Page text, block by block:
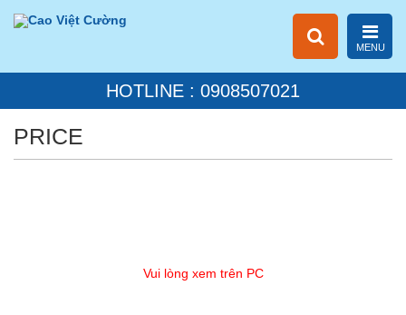
MENU
HOTLINE : 0908507021
PRICE
Vui lòng xem trên PC